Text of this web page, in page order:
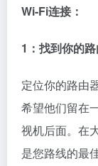
Wi-Fi连接：
1：找到你的
定位你的路由
希望他们留在
视机后面。在
是您路线的最